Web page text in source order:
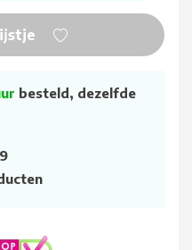
besteld, dezelfde